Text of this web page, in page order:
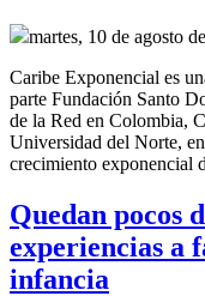
martes, 10 de agosto
Caribe Exponencial es
parte Fundación Santo
de la Red en Colombia,
Universidad del Norte,
crecimiento exponencial
Quedan pocos
experiencias a
infancia